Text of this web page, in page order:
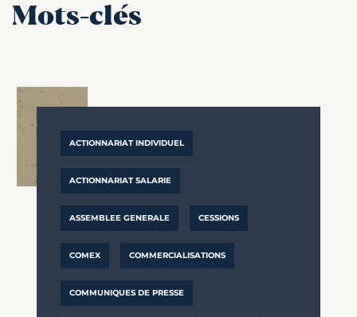
Mots-clés
ACTIONNARIAT INDIVIDUEL
ACTIONNARIAT SALARIE
ASSEMBLEE GENERALE CESSIONS
COMEX COMMERCIALISATIONS
COMMUNIQUES DE PRESSE